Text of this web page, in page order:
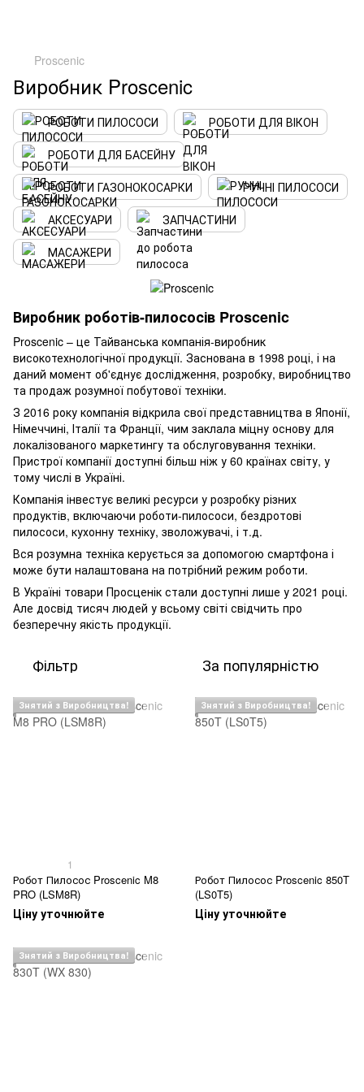
Proscenic
Виробник Proscenic
РОБОТИ ПИЛОСОСИ
РОБОТИ ДЛЯ ВІКОН
РОБОТИ ДЛЯ БАСЕЙНУ
РОБОТИ ГАЗОНОКОСАРКИ
РУЧНІ ПИЛОСОСИ
АКСЕСУАРИ
ЗАПЧАСТИНИ
МАСАЖЕРИ
Виробник роботів-пилососів Proscenic
Proscenic – це Тайванська компанія-виробник
високотехнологічної продукції. Заснована в 1998 році, і на
даний момент об'єднує дослідження, розробку, виробництво
та продаж розумної побутової техніки.
З 2016 року компанія відкрила свої представництва в Японії,
Німеччині, Італії та Франції, чим заклала міцну основу для
локалізованого маркетингу та обслуговування техніки.
Пристрої компанії доступні більш ніж у 60 країнах світу, у
тому числі в Україні.
Компанія інвестує великі ресурси у розробку різних
продуктів, включаючи роботи-пилососи, бездротові
пилососи, кухонну техніку, зволожувачі, і т.д.
Вся розумна техніка керується за допомогою смартфона і
може бути налаштована на потрібний режим роботи.
В Україні товари Просценік стали доступні лише у 2021 році.
Але досвід тисяч людей у всьому світі свідчить про
безперечну якість продукції.
Фільтр За популярністю
Знятий з Виробництва!
1
Робот Пилосос Proscenic M8
PRO (LSM8R)
Ціну уточнюйте
Знятий з Виробництва!
Робот Пилосос Proscenic 850T
(LS0T5)
Ціну уточнюйте
Знятий з Виробництва!